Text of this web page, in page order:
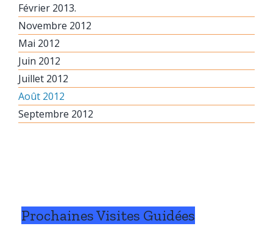
Février 2013.
Novembre 2012
Mai 2012
Juin 2012
Juillet 2012
Août 2012
Septembre 2012
Prochaines Visites Guidées